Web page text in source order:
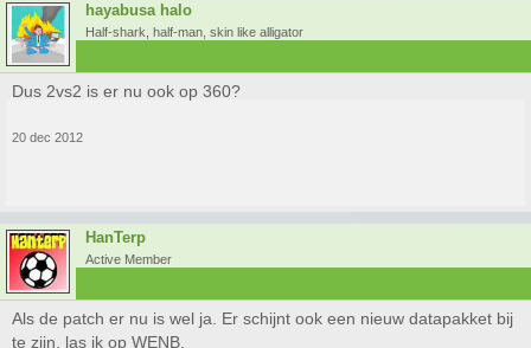
hayabusa halo
Half-shark, half-man, skin like alligator
Dus 2vs2 is er nu ook op 360?
20 dec 2012
HanTerp
Active Member
Als de patch er nu is wel ja. Er schijnt ook een nieuw datapakket bij
te zijn, las ik op WENB.